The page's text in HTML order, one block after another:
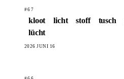
#67
kloot licht stoff tusch
lücht
2026 JUNI 16